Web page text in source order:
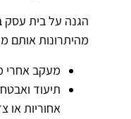
הגנה על בית
מהיתרונות אותם
מעקב אחרי
תיעוד
אחוריות או